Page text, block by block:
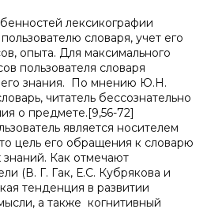
лексикографии
словаря, учет его
опыта. Для максимального
пользователя словаря
его знания. По мнению Ю.Н.
читатель бессознательно
о предмете.[9,56-72]
является носителем
цель его обращения к словарю
Как отмечают
(В. Г. Гак, Е.С. Кубрякова и
тенденция в развитии
а также когнитивный